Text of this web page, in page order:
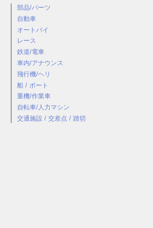
部品/パーツ
自動車
オートバイ
レース
鉄道/電車
車内/アナウンス
飛行機/ヘリ
船 / ボート
重機/作業車
自転車/人力マシン
交通施設 / 交差点 / 踏切